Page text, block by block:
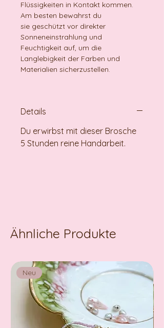
Flüssigkeiten in Kontakt kommen.
Am besten bewahrst du
sie geschützt vor direkter
Sonneneinstrahlung und
Feuchtigkeit auf, um die
Langlebigkeit der Farben und
Materialien sicherzustellen.
Details
Du erwirbst mit dieser Brosche
5 Stunden reine Handarbeit.
Ähnliche Produkte
Neu